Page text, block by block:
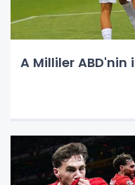
A Milliler ABD'nin